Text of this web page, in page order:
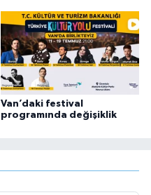
Van’daki festival
programında değişiklik